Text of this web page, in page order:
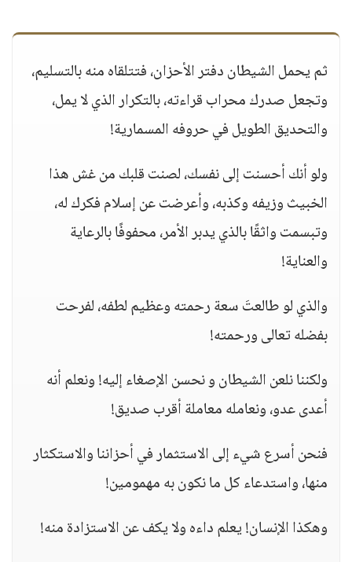
‏ثم يحمل الشيطان دفتر الأحزان، فتتلقاه منه بالتسليم،
وتجعل صدرك محراب قراءته، بالتكرار الذي لا يمل،
والتحديق الطويل في حروفه المسمارية!
‏ولو أنك أحسنت إلى نفسك، لصنت قلبك من غش هذا
الخبيث وزيفه وكذبه، وأعرضت عن إسلام فكرك له،
وتبسمت واثقًا بالذي يدبر الأمر، محفوفًا بالرعاية
والعناية!
‏والذي لو طالعتَ سعة رحمته وعظيم لطفه، لفرحت
بفضله تعالى ورحمته!
‏ولكننا نلعن الشيطان و نحسن الإصغاء إليه! ونعلم أنه
أعدى عدو، ونعامله معاملة أقرب صديق!
‏فنحن أسرع شيء إلى الاستثمار في أحزاننا والاستكثار
منها، واستدعاء كل ما نكون به مهمومين!
‏وهكذا الإنسان! يعلم داءه ولا يكف عن الاستزادة منه!